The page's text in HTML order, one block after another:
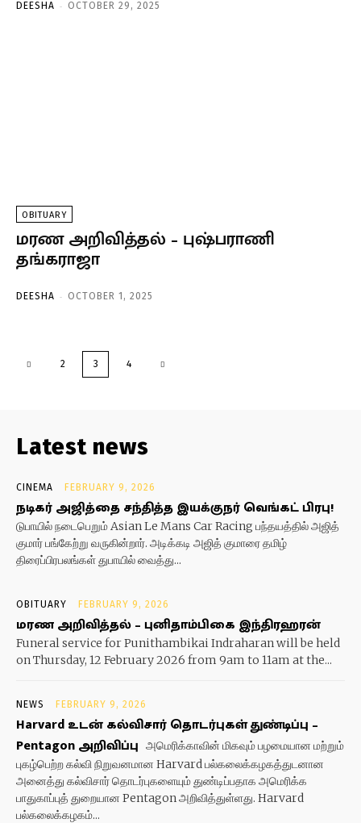
DEESHA - OCTOBER 29, 2025
OBITUARY
மரண அறிவித்தல் – புஷ்பராணி
தங்கராஜா
DEESHA - OCTOBER 1, 2025
2 3 4
Latest news
CINEMA FEBRUARY 9, 2026
நடிகர் அஜித்தை சந்தித்த இயக்குநர் வெங்கட் பிரபு!
டுபாயில் நடைபெறும் Asian Le Mans Car Racing பந்தயத்தில் அஜித்
குமார் பங்கேற்று வருகின்றார். அடிக்கடி அஜித் குமாரை தமிழ்
திரைப்பிரபலங்கள் துபாயில் வைத்து...
OBITUARY FEBRUARY 9, 2026
மரண அறிவித்தல் – புனிதாம்பிகை இந்திரஹரன்
Funeral service for Punithambikai Indraharan will be held
on Thursday, 12 February 2026 from 9am to 11am at the...
NEWS FEBRUARY 9, 2026
Harvard உடன் கல்விசார் தொடர்புகள் துண்டிப்பு –
Pentagon அறிவிப்பு அமெரிக்காவின் மிகவும் பழமையான மற்றும்
புகழ்பெற்ற கல்வி நிறுவனமான Harvard பல்கலைக்கழகத்துடனான
அனைத்து கல்விசார் தொடர்புகளையும் துண்டிப்பதாக அமெரிக்க
பாதுகாப்புத் துறையான Pentagon அறிவித்துள்ளது. Harvard
பல்கலைக்கழகம்...